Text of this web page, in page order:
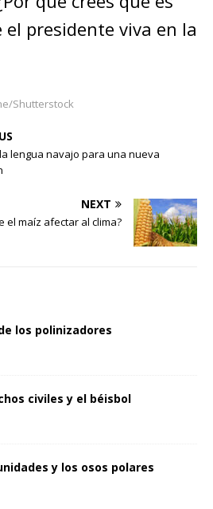
presidente viva en la
Shutterstock
lengua navajo para una nueva
NEXT
el maíz afectar al clima?
los polinizadores
civiles y el béisbol
y los osos polares